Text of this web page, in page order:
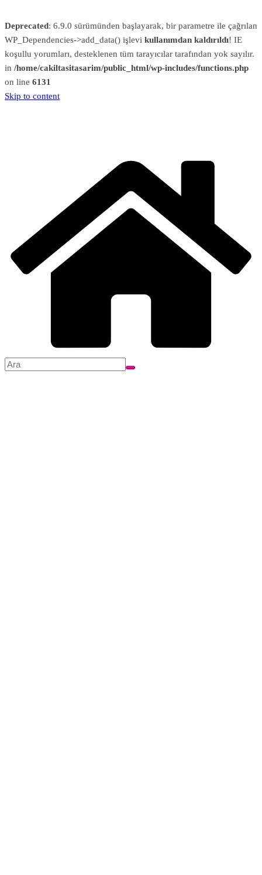
Deprecated: 6.9.0 sürümünden başlayarak, bir parametre ile çağrılan
WP_Dependencies->add_data() işlevi kullanımdan kaldırıldı! IE
koşullu yorumları, desteklenen tüm tarayıcılar tarafından yok sayılır.
in /home/cakiltasitasarim/public_html/wp-includes/functions.php
on line 6131
Skip to content